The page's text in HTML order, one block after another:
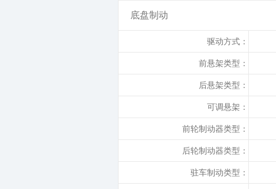
底盘制动
驱动方式：
前悬架类型：
后悬架类型：
可调悬架：
前轮制动器类型：
后轮制动器类型：
驻车制动类型：